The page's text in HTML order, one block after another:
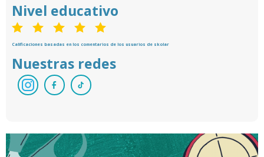
Nivel educativo
Calificaciones basadas en los comentarios de los usuarios de skolar
Nuestras redes